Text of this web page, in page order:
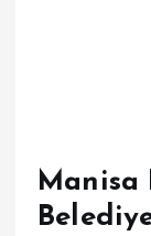
Manisa